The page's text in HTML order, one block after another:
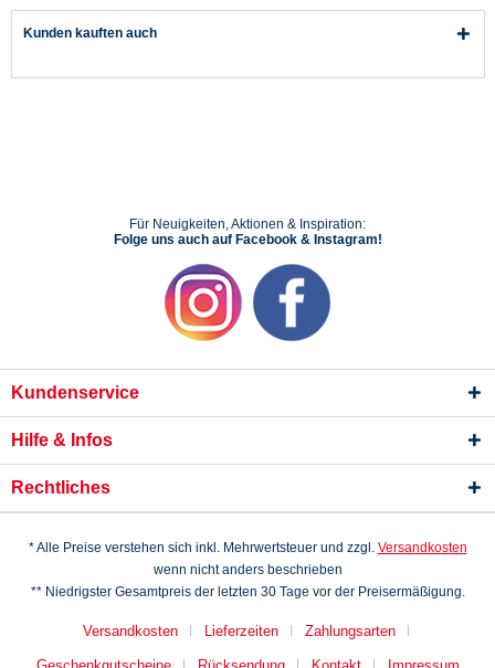
Kunden kauften auch
Für Neuigkeiten, Aktionen & Inspiration:
Folge uns auch auf Facebook & Instagram!
Kundenservice
Hilfe & Infos
Rechtliches
* Alle Preise verstehen sich inkl. Mehrwertsteuer und zzgl. Versandkosten
wenn nicht anders beschrieben
** Niedrigster Gesamtpreis der letzten 30 Tage vor der Preisermäßigung.
Versandkosten Lieferzeiten Zahlungsarten